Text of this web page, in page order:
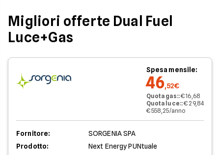
Migliori offerte Dual Fuel
Luce+Gas
Spesa mensile:
46,52€
Quota gas::€ 16,68
Quota luce::€ 29,84
€ 558,25/anno
Fornitore:
SORGENIA SPA
Prodotto:
Next Energy PUNtuale